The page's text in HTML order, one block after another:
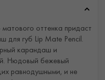
оттенка придаст
для губ Lip Mate Pencil.
карандаш и
Нюдовый бежевый
равнодушными, и не